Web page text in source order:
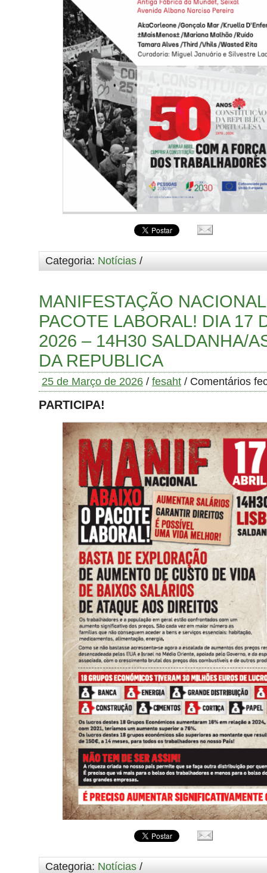
Categoria: Notícias /
MANIFESTAÇÃO
PACOTE LABORAL! DIA 17
2026 – 14H30 SALDANHA/
DA REPUBLICA
25 de Março de 2026 / fesaht / Comentários
PARTICIPA!
Categoria: Notícias /